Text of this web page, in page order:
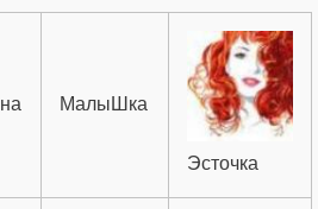
МалыШка
Эсточка